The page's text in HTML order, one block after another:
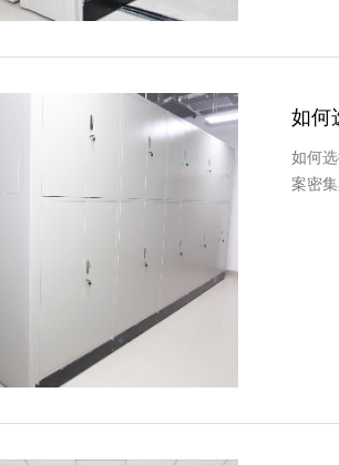
如何
如何
案密